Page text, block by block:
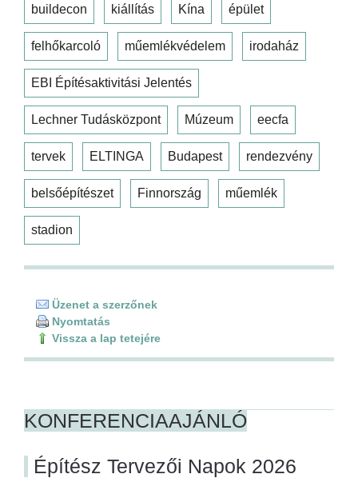
buildecon kiállítás Kína épület
felhőkarcoló műemlékvédelem irodaház
EBI Építésaktivitási Jelentés
Lechner Tudásközpont Múzeum eecfa
tervek ELTINGA Budapest rendezvény
belsőépítészet Finnország műemlék
stadion
Üzenet a szerzőnek
Nyomtatás
Vissza a lap tetejére
KONFERENCIAAJÁNLÓ
Építész Tervezői Napok 2026